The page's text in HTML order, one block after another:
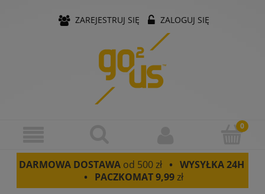
ZAREJESTRUJ SIĘ ZALOGUJ SIĘ
DARMOWA DOSTAWA od 500 zł• WYSYŁKA 24H
• PACZKOMAT9,99zł